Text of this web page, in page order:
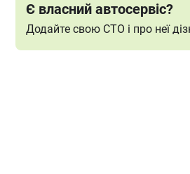
Є власний автосервіс?
Додайте свою СТО і про неї